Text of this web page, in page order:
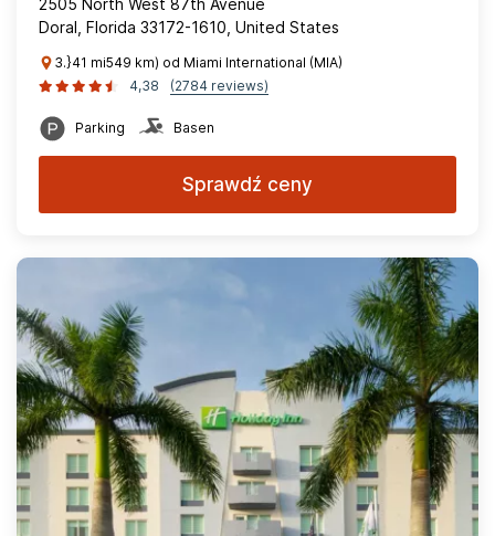
2505 North West 87th Avenue
Doral, Florida 33172-1610, United States
3.}41 mi549 km) od Miami International (MIA)
4,38
(2784 reviews)
Parking Basen
Sprawdź ceny